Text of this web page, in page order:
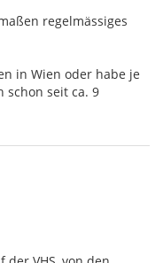
regelmässiges
in Wien oder habe je
schon seit ca. 9